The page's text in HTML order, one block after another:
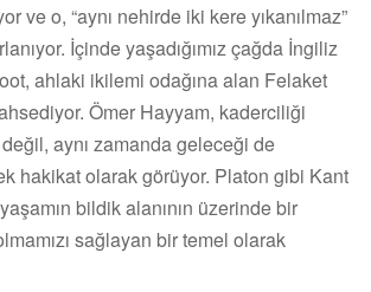
ve o, “aynı nehirde iki kere yıkanılmaz”
İçinde yaşadığımız çağda İngiliz
ahlaki ikilemi odağına alan Felaket
Ömer Hayyam, kaderciliği
aynı zamanda geleceği de
hakikat olarak görüyor. Platon gibi Kant
bildik alanının üzerinde bir
sağlayan bir temel olarak